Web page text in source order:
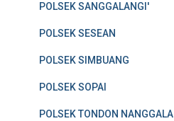
POLSEK SANGGALANGI'
POLSEK SESEAN
POLSEK SIMBUANG
POLSEK SOPAI
POLSEK TONDON NANGGALA